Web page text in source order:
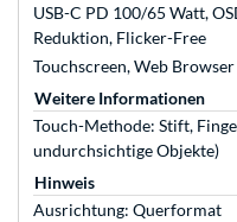
USB-C PD 100/65 Watt,
Reduktion, Flicker-Free
Touchscreen, Web Browser
Weitere Informationen
Touch-Methode: Stift,
undurchsichtige Objekte)
Hinweis
Ausrichtung: Querformat